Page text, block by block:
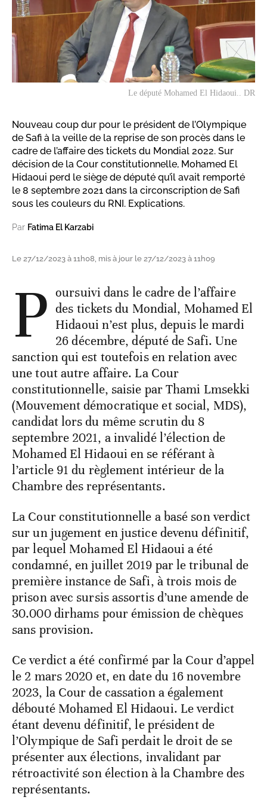
Le député Mohamed El Hidaoui.. DR
Nouveau coup dur pour le président de l’Olympique
de Safi à la veille de la reprise de son procès dans le
cadre de l’affaire des tickets du Mondial 2022. Sur
décision de la Cour constitutionnelle, Mohamed El
Hidaoui perd le siège de député qu’il avait remporté
le 8 septembre 2021 dans la circonscription de Safi
sous les couleurs du RNI. Explications.
Par Fatima El Karzabi
Le 27/12/2023 à 11h08, mis à jour le 27/12/2023 à 11h09
P oursuivi dans le cadre de l’affaire
des tickets du Mondial, Mohamed El
Hidaoui n’est plus, depuis le mardi
26 décembre, député de Safi. Une
sanction qui est toutefois en relation avec
une tout autre affaire. La Cour
constitutionnelle, saisie par Thami Lmsekki
(Mouvement démocratique et social, MDS),
candidat lors du même scrutin du 8
septembre 2021, a invalidé l’élection de
Mohamed El Hidaoui en se référant à
l’article 91 du règlement intérieur de la
Chambre des représentants.
La Cour constitutionnelle a basé son verdict
sur un jugement en justice devenu définitif,
par lequel Mohamed El Hidaoui a été
condamné, en juillet 2019 par le tribunal de
première instance de Safi, à trois mois de
prison avec sursis assortis d’une amende de
30.000 dirhams pour émission de chèques
sans provision.
Ce verdict a été confirmé par la Cour d’appel
le 2 mars 2020 et, en date du 16 novembre
2023, la Cour de cassation a également
débouté Mohamed El Hidaoui. Le verdict
étant devenu définitif, le président de
l’Olympique de Safi perdait le droit de se
présenter aux élections, invalidant par
rétroactivité son élection à la Chambre des
représentants.